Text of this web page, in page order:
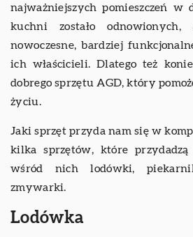
najważniejszych pomieszczeń w
kuchni zostało
nowoczesne, bardziej
ich właścicieli. Dlatego też
dobrego sprzętu AGD, który
życiu.
Jaki sprzęt przyda nam się w
kilka sprzętów, które
wśród nich lodówki,
zmywarki.
Lodówka